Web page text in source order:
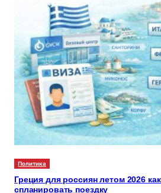
Политика
Греция для россиян летом 2026
спланировать поездку